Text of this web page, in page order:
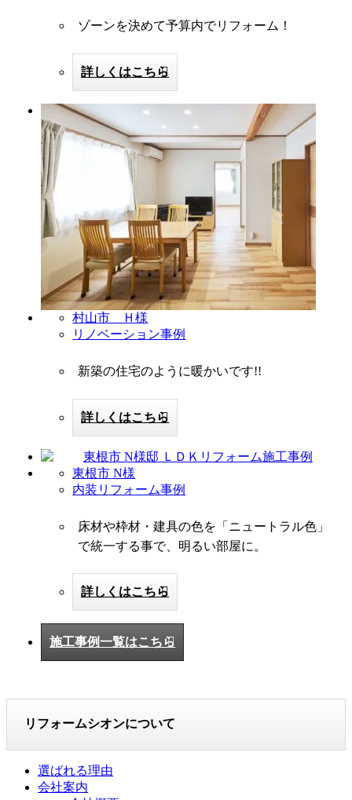
ゾーンを決めて予算内でリフォーム！
詳しくはこちら
村山市 Ｈ様
リノベーション事例
新築の住宅のように暖かいです!!
詳しくはこちら
東根市 N様
内装リフォーム事例
床材や枠材・建具の色を「ニュートラル色」
で統一する事で、明るい部屋に。
詳しくはこちら
施工事例一覧はこちら
リフォームシオンについて
選ばれる理由
会社案内